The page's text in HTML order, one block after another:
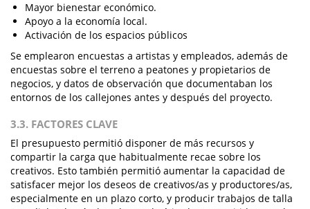
Mayor bienestar económico.
Apoyo a la economía local.
Activación de los espacios públicos
Se emplearon encuestas a artistas y empleados, además de
encuestas sobre el terreno a peatones y propietarios de
negocios, y datos de observación que documentaban los
entornos de los callejones antes y después del proyecto.
3.3. FACTORES CLAVE
El presupuesto permitió disponer de más recursos y
compartir la carga que habitualmente recae sobre los
creativos. Esto también permitió aumentar la capacidad de
satisfacer mejor los deseos de creativos/as y productores/as,
especialmente en un plazo corto, y producir trabajos de talla